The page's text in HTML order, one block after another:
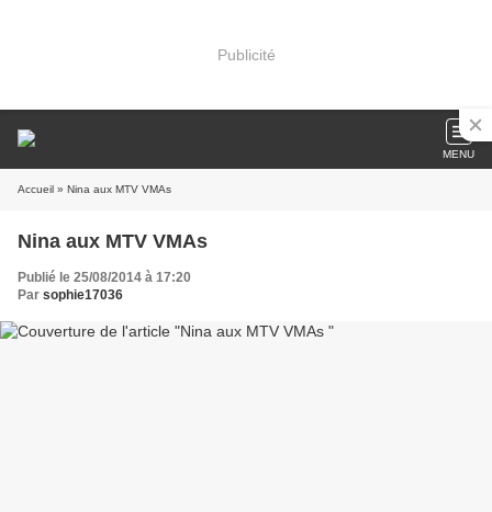
Publicité
MENU
Accueil » Nina aux MTV VMAs
Nina aux MTV VMAs
Publié le 25/08/2014 à 17:20
Par sophie17036